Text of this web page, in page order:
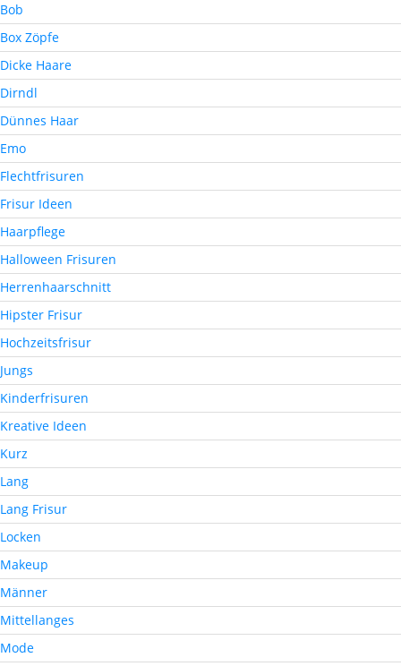
Bob
Box Zöpfe
Dicke Haare
Dirndl
Dünnes Haar
Emo
Flechtfrisuren
Frisur Ideen
Haarpflege
Halloween Frisuren
Herrenhaarschnitt
Hipster Frisur
Hochzeitsfrisur
Jungs
Kinderfrisuren
Kreative Ideen
Kurz
Lang
Lang Frisur
Locken
Makeup
Männer
Mittellanges
Mode